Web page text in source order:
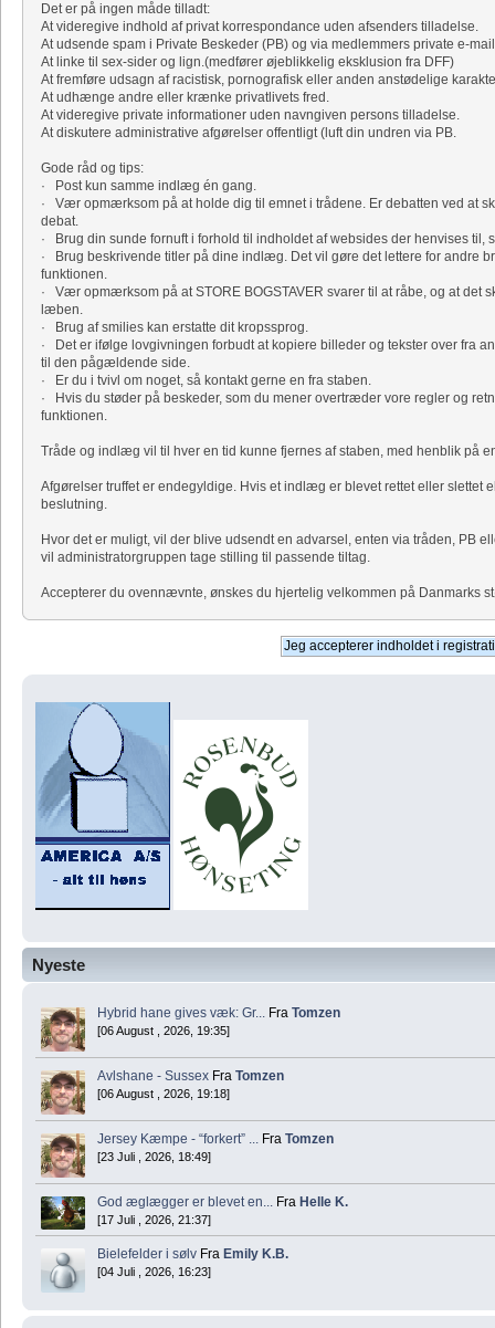
Nyeste
Hybrid hane gives væk: Gr... Fra Tomzen
[06 August , 2026, 19:35]
Avlshane - Sussex Fra Tomzen
[06 August , 2026, 19:18]
Jersey Kæmpe - “forkert” ... Fra Tomzen
[23 Juli , 2026, 18:49]
God æglægger er blevet en... Fra Helle K.
[17 Juli , 2026, 21:37]
Bielefelder i sølv Fra Emily K.B.
[04 Juli , 2026, 16:23]
Det er på ingen måde tilladt:
At videregive indhold af privat korrespondance uden afsenders tilladelse.
At udsende spam i Private Beskeder (PB) og via medlemmers private e-
At linke til sex-sider og lign.(medfører øjeblikkelig eksklusion fra DFF)
At fremføre udsagn af racistisk, pornografisk eller anden anstødelige
At udhænge andre eller krænke privatlivets fred.
At videregive private informationer uden navngiven persons tilladelse.
At diskutere administrative afgørelser offentligt (luft din undren via PB.
Gode råd og tips:
· Post kun samme indlæg én gang.
· Vær opmærksom på at holde dig til emnet i trådene. Er debatten ved at
debat.
· Brug din sunde fornuft i forhold til indholdet af websides der henvises til,
· Brug beskrivende titler på dine indlæg. Det vil gøre det lettere for andre
funktionen.
· Vær opmærksom på at STORE BOGSTAVER svarer til at råbe, og at det
læben.
· Brug af smilies kan erstatte dit kropssprog.
· Det er ifølge lovgivningen forbudt at kopiere billeder og tekster over fra
til den pågældende side.
· Er du i tvivl om noget, så kontakt gerne en fra staben.
· Hvis du støder på beskeder, som du mener overtræder vore regler og
funktionen.
Tråde og indlæg vil til hver en tid kunne fjernes af staben, med henblik på
Afgørelser truffet er endegyldige. Hvis et indlæg er blevet rettet eller slettet
beslutning.
Hvor det er muligt, vil der blive udsendt en advarsel, enten via tråden, PB
vil administratorgruppen tage stilling til passende tiltag.
Accepterer du ovennævnte, ønskes du hjertelig velkommen på Danmarks